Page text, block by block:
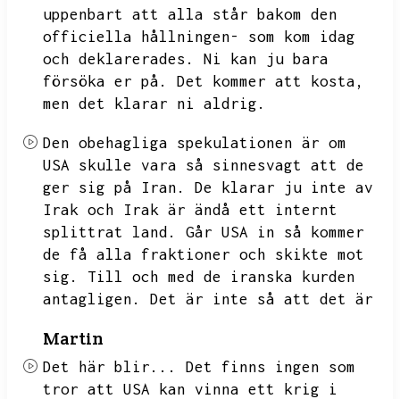
uppenbart att alla står bakom den
officiella hållningen- som kom idag
och deklarerades.
Ni kan ju bara
försöka er på.
Det kommer att kosta,
men det klarar ni aldrig.
Den obehagliga spekulationen är om
USA skulle vara så sinnesvagt att de
ger sig på Iran.
De klarar ju inte av
Irak och Irak är ändå ett internt
splittrat land.
Går USA in så kommer
de få alla fraktioner och skikte mot
sig.
Till och med de iranska kurden
antagligen.
Det är inte så att det är
Martin
Det här blir...
Det finns ingen som
tror att USA kan vinna ett krig i